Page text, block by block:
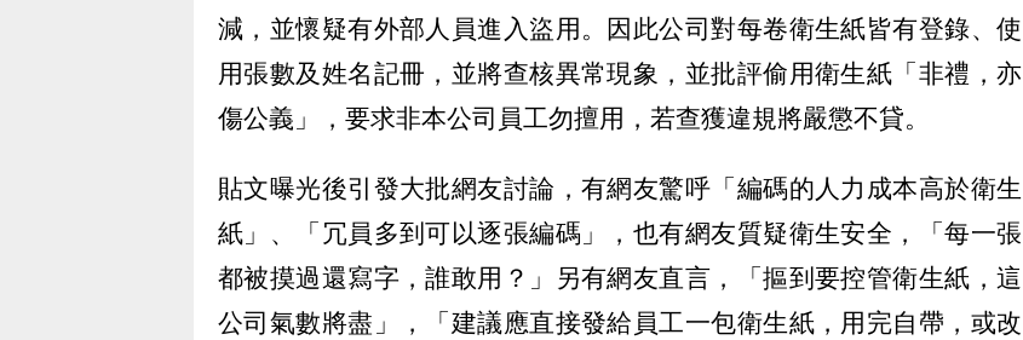
減，並懷疑有外部人員進入盜用。因此公司對每卷衛生紙皆有登錄、使
用張數及姓名記冊，並將查核異常現象，並批評偷用衛生紙「非禮，亦
傷公義」，要求非本公司員工勿擅用，若查獲違規將嚴懲不貸。
貼文曝光後引發大批網友討論，有網友驚呼「編碼的人力成本高於衛生
紙」、「冗員多到可以逐張編碼」，也有網友質疑衛生安全，「每一張
都被摸過還寫字，誰敢用？」另有網友直言，「摳到要控管衛生紙，這
公司氣數將盡」，「建議應直接發給員工一包衛生紙，用完自帶，或改